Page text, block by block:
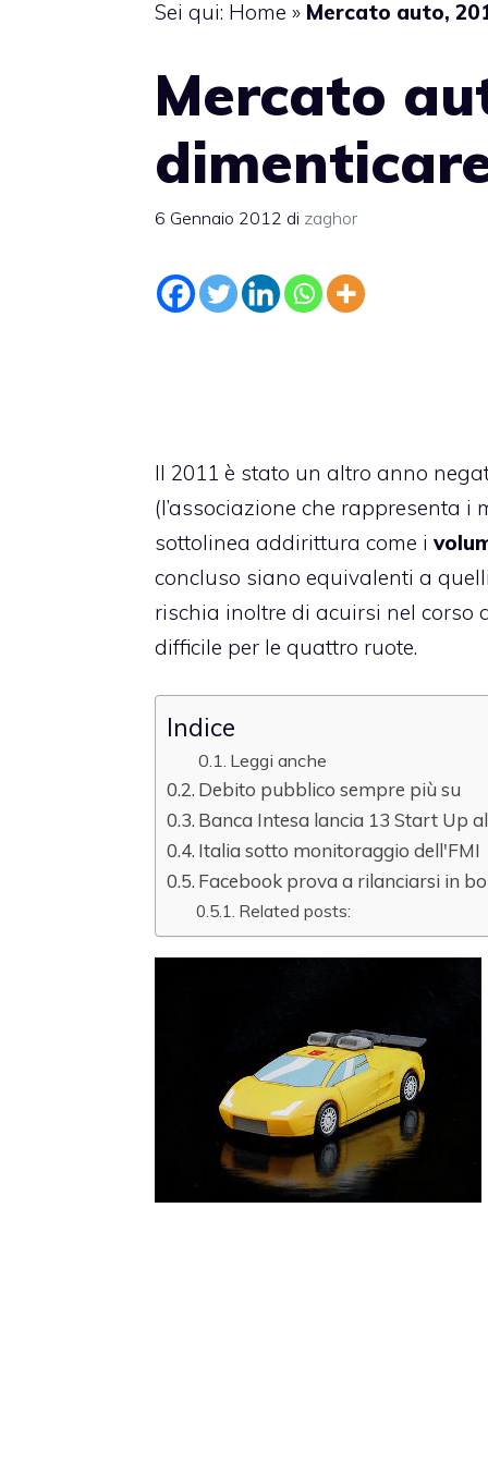
Sei qui: Home » Mercato auto,
Mercato
6 Gennaio 2012 di zaghor
Il 2011 è stato un altro anno
(l’associazione che rappresenta i
sottolinea addirittura come i
concluso siano equivalenti a
rischia inoltre di acuirsi nel corso
difficile per le quattro ruote.
Indice
Leggi anche
Debito pubblico sempre più su
Banca Intesa lancia 13 Start Up
Italia sotto monitoraggio dell'FMI
Facebook prova a rilanciarsi in
Related posts: